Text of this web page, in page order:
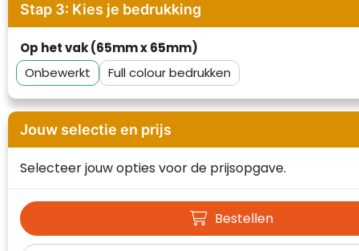
Parker
Waterman
Stap 3: Kies je bedrukking
Op het vak (65mm x 65mm)
Onbewerkt
Full colour
Jouw selectie en prijs
Selecteer jouw opties voor de prijsopgave.
Bestellen